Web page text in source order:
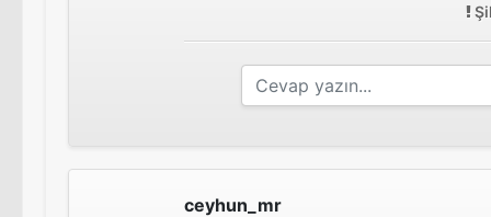
ceyhun_mr